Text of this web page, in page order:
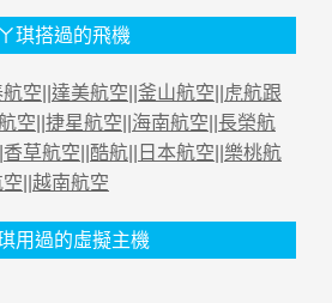
ㄚ琪搭過的飛機
航空 達美航空 釜山航空
虎航跟
空 捷星航空 海南航空 長榮航
香草航空 酷航 日本航空 樂桃航
越南航空
用過的虛擬主機